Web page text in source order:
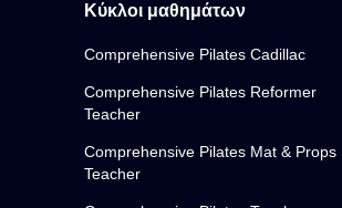
Κύκλοι μαθημάτων
Comprehensive Pilates Cadillac
Comprehensive Pilates Reformer
Teacher
Comprehensive Pilates Mat & Props
Teacher